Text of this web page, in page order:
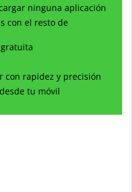
ninguna aplicación
con el resto de
con rapidez y precisión
tu móvil